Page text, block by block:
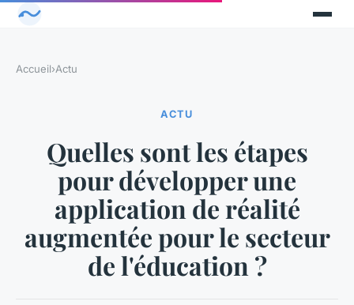
Accueil›Actu
ACTU
Quelles sont les étapes
pour développer une
application de réalité
augmentée pour le secteur
de l'éducation ?